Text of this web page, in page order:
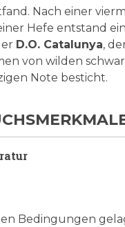
Nach einer
Hefe entstand
D.O. Catalunya,
von wilden
Note besticht.
Bedingungen